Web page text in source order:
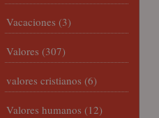
Vacaciones (3)
Valores (307)
valores cristianos (6)
Valores humanos (12)